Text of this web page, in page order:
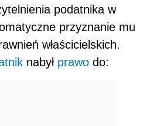
podatnika w
przyznanie mu
właścicielskich.
nabył prawo do: